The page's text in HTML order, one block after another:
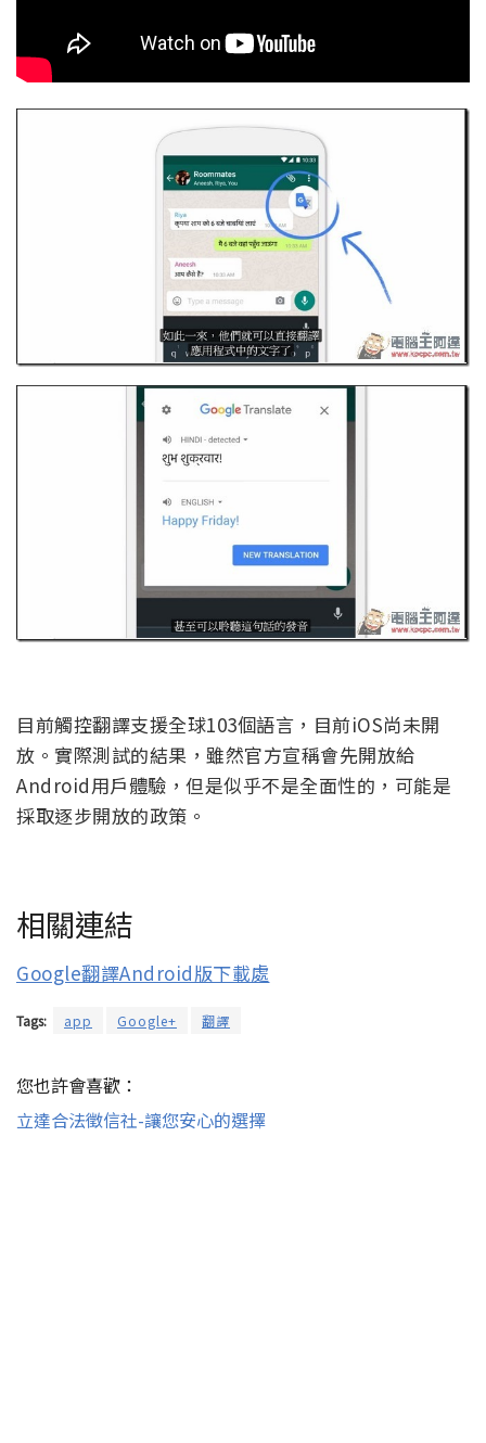
目前觸控翻譯支援全球103個語言，目前iOS尚未開
放。實際測試的結果，雖然官方宣稱會先開放給
Android用戶體驗，但是似乎不是全面性的，可能是
採取逐步開放的政策。
相關連結
Google翻譯Android版下載處
Tags: app Google+ 翻譯
您也許會喜歡：
立達合法徵信社-讓您安心的選擇